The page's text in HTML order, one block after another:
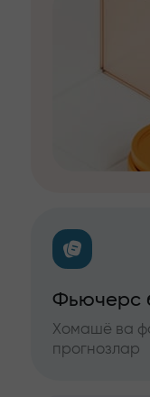
Фьючерс
Хомашё ва
прогнозлар